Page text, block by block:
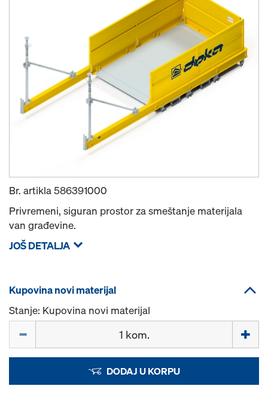
Br. artikla586391000
Privremeni, siguran prostor za smeštanje materijala
van građevine.
JOŠ DETALJA
Kupovina novi materijal
Stanje: Kupovina novi materijal
DODAJ U KORPU